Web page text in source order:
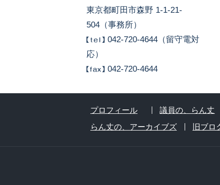
東京都町田市森野 1-1-21-
504（事務所）
042-720-4644（留守電対
応）
042-720-4644
プロフィール
議員の、らん丈
らん丈の、アーカイブズ
旧ブロ